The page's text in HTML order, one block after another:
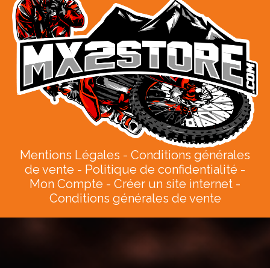
Mentions Légales
Conditions générales
de vente
Politique de confidentialité
Mon Compte
Créer un site internet
Conditions générales de vente